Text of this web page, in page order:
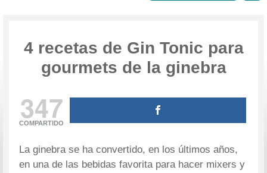
4 recetas de Gin Tonic para
gourmets de la ginebra
347
COMPARTIDO
La ginebra se ha convertido, en los últimos años,
en una de las bebidas favorita para hacer mixers y